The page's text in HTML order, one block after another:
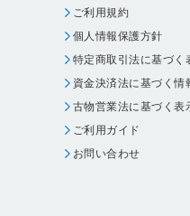
ご利用規約
個人情報保護方針
特定商取引法に基づく
資金決済法に基づく情
古物営業法に基づく表
ご利用ガイド
お問い合わせ